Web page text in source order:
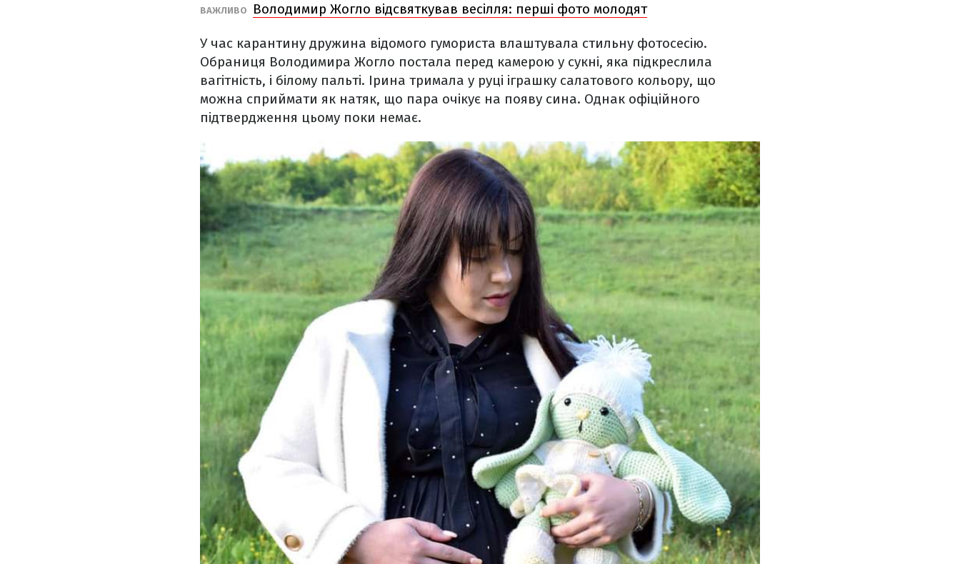
ВАЖЛИВО Володимир Жогло відсвяткував весілля: перші фото молодят
У час карантину дружина відомого гумориста влаштувала стильну фотосесію.
Обраниця Володимира Жогло постала перед камерою у сукні, яка підкреслила
вагітність, і білому пальті. Ірина тримала у руці іграшку салатового кольору, що
можна сприймати як натяк, що пара очікує на появу сина. Однак офіційного
підтвердження цьому поки немає.